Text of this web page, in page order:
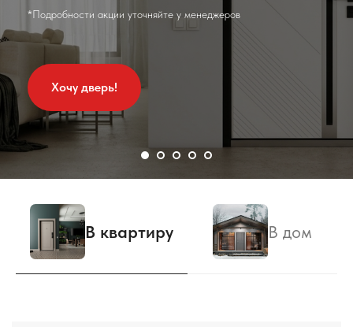
*Подробности акции уточняйте у менеджеров
Хочу дверь!
В квартиру В дом